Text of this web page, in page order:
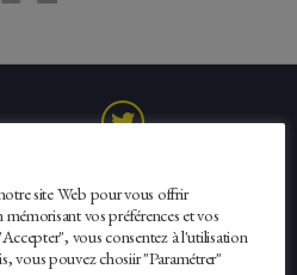
site Web pour vous offrir
vos préférences et vos
vous consentez à l'utilisation
vous pouvez chosiir "Paramétrer"